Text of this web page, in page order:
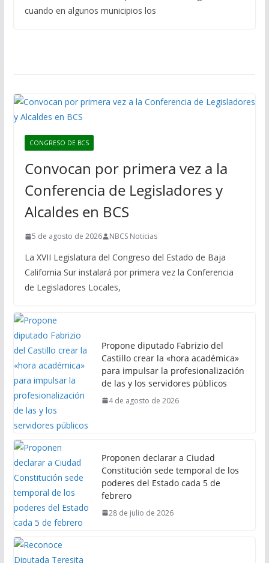
cuando en algunos municipios los
CONGRESO DE BCS
Convocan por primera vez a la
Conferencia de Legisladores y
Alcaldes en BCS
5 de agosto de 2026 NBCS Noticias
La XVII Legislatura del Congreso del Estado de Baja
California Sur instalará por primera vez la Conferencia
de Legisladores Locales,
Propone diputado Fabrizio del
Castillo crear la «hora académica»
para impulsar la profesionalización
de las y los servidores públicos
4 de agosto de 2026
Proponen declarar a Ciudad
Constitución sede temporal de los
poderes del Estado cada 5 de
febrero
28 de julio de 2026